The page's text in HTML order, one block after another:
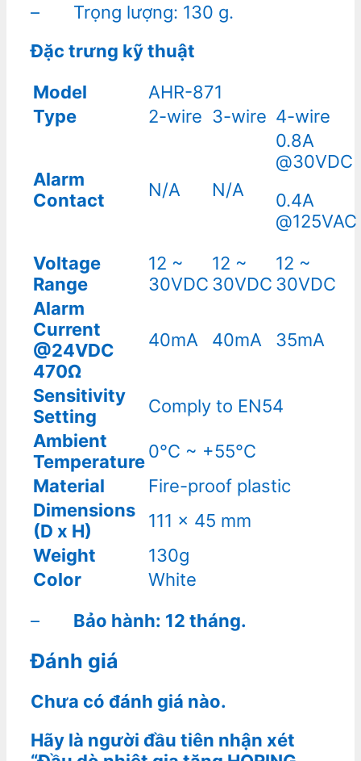
– Trọng lượng: 130 g.
Đặc trưng kỹ thuật
Model
AHR-871
Type
2-wire 3-wire 4-wire
Alarm
Contact
N/A N/A
0.8A
@30VDC
0.4A
@125VAC
Voltage
Range
12 ~
30VDC
12 ~
30VDC
12 ~
30VDC
Alarm
Current
@24VDC
470Ω
40mA 40mA 35mA
Sensitivity
Setting
Comply to EN54
Ambient
Temperature0°C ~ +55°C
Material
Fire-proof plastic
Dimensions
(D x H)
111 x 45 mm
Weight
130g
Color
White
– Bảo hành: 12 tháng.
Đánh giá
Chưa có đánh giá nào.
Hãy là người đầu tiên nhận xét